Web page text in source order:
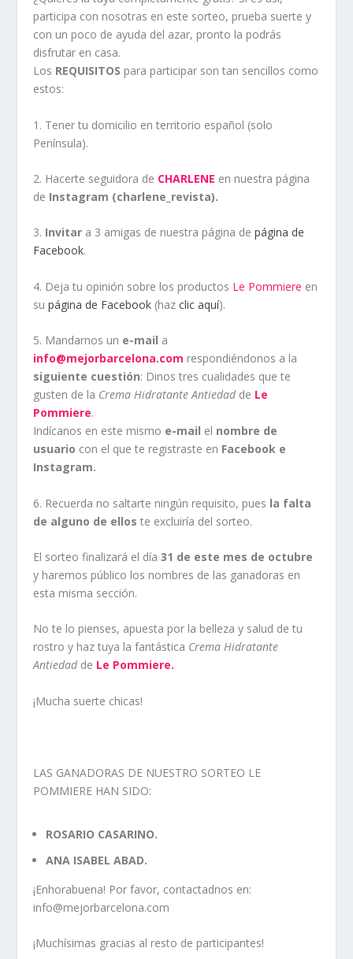
participa con nosotras en este sorteo, prueba suerte y
con un poco de ayuda del azar, pronto la podrás
disfrutar en casa.
Los REQUISITOS para participar son tan sencillos como
estos:
1. Tener tu domicilio en territorio español (solo
Península).
2. Hacerte seguidora de CHARLENE en nuestra página
de Instagram (charlene_revista).
3. Invitar a 3 amigas de nuestra página depágina de
Facebook.
4. Deja tu opinión sobre los productos Le Pommiere en
supágina de Facebook (hazclic aquí).
5. Mandarnos un e-mail a
info@mejorbarcelona.com respondiéndonos a la
siguiente cuestión: Dinos tres cualidades que te
gusten de la Crema Hidratante Antiedadde Le
Pommiere.
Indícanos en este mismo e-mail el nombre de
usuario con el que te registraste en Facebook e
Instagram.
6. Recuerda no saltarte ningún requisito, pues la falta
de alguno de ellos te excluiría del sorteo.
El sorteo finalizará el día31 de este mes de octubre
y haremos público los nombres de las ganadoras en
esta misma sección.
No te lo pienses, apuesta por la belleza y salud de tu
rostro y haz tuya la fantástica Crema Hidratante
Antiedadde Le Pommiere.
¡Mucha suerte chicas!
LAS GANADORAS DE NUESTRO SORTEO LE
POMMIERE HAN SIDO:
ROSARIO CASARINO.
ANA ISABEL ABAD.
¡Enhorabuena! Por favor, contactadnos en:
info@mejorbarcelona.com
¡Muchísimas gracias al resto de participantes!